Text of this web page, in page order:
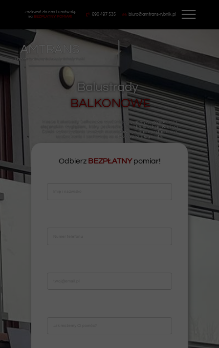
AMTRANS
Ogrodzenia • Bramy• Balustrady • Schody • Furtki
biuro@amtrans-rybnik.pl
690 497 535
Zadzwoń do nas i umów się
na BEZPŁATNY POMIAR!
Balustrady
BALKONOWE
Odbierz BEZPŁATNY pomiar!
Nasze balustrady balkonowe wyróżniają się precyzją wykonania i
eleganckim wyglądem, który podkreśla charakter każdego wnętrza.
Dzięki wykorzystaniu trwałych materiałów są stabilne, odporne na
uszkodzenia i zachowują estetykę przez długie lata.